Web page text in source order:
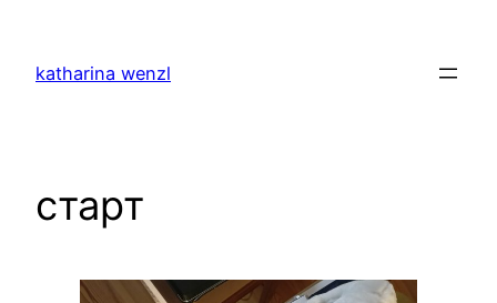
springen
katharina wenzl
старт